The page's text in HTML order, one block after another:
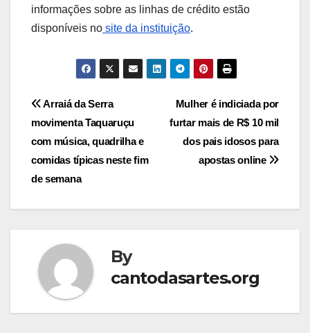
informações sobre as linhas de crédito estão
disponíveis no site da instituição.
Post
navigation
Mulher é indiciada por
furtar mais de R$ 10 mil
dos pais idosos para
apostas online
Arraiá da Serra
movimenta Taquaruçu
com música, quadrilha e
comidas típicas neste fim
de semana
By
cantodasartes.org